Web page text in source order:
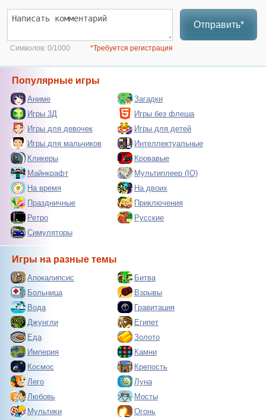
Отправить*
Символов: 0/1000 *Требуется регистрация
Популярные игры
Аниме
Загадки
Игры 3Д
Игры без флеша
Игры для девочек
Игры для детей
Игры для мальчиков
Интеллектуальные
Кликеры
Кровавые
Майнкрафт
Мультиплеер (IO)
На время
На двоих
Праздничные
Приключения
Ретро
Русские
Симуляторы
Игры на разные темы
Апокалипсис
Битва
Больница
Взрывы
Вода
Гравитация
Джунгли
Египет
Еда
Золото
Империя
Камни
Космос
Крепость
Лего
Луна
Любовь
Мосты
Мультики
Огонь